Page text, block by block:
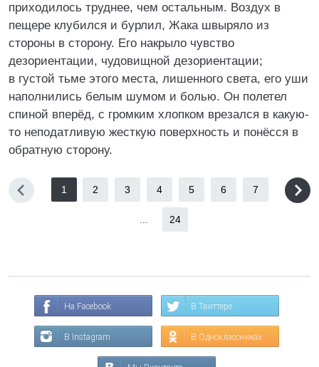
приходилось труднее, чем остальным. Воздух в
пещере клубился и бурлил, Жака швыряло из
стороны в сторону. Его накрыло чувство
дезориентации, чудовищной дезориентации;
в густой тьме этого места, лишенного света, его уши
наполнились белым шумом и болью. Он полетел
спиной вперёд, с громким хлопком врезался в какую-
то неподатливую жесткую поверхность и понёсся в
обратную сторону.
1 2 3 4 5 6 7
24
На Facebook В Твиттере
В Instagram В Одноклассниках